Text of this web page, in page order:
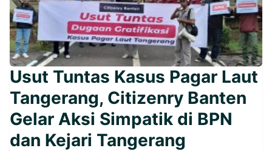
Usut Tuntas Kasus Pagar Laut
Tangerang, Citizenry Banten
Gelar Aksi Simpatik di BPN
dan Kejari Tangerang